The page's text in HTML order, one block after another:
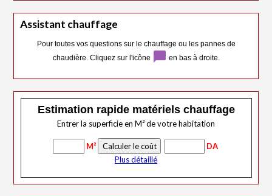
Assistant chauffage
Pour toutes vos questions sur le chauffage ou les pannes de
chaudière. Cliquez sur l'icône
chat_bubble en bas à droite.
Estimation rapide matériels chauffage
Entrer la superficie en M² de votre habitation
M²
DA
Plus détaillé